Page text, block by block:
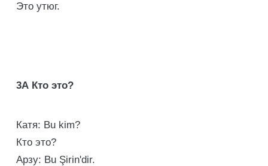
Это утюг.
3А Кто это?
Катя: Bu kim?
Кто это?
Арзу: Bu Şirin'dir.